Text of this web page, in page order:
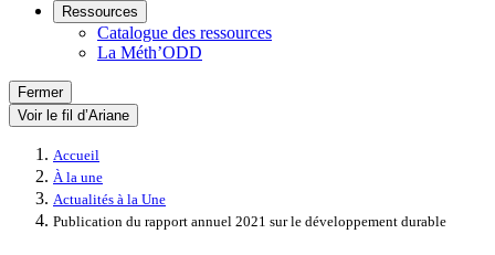
Ressources
Catalogue des ressources
La Méth’ODD
Fermer
Voir le fil d’Ariane
Accueil
À la une
Actualités à la Une
Publication du rapport annuel 2021 sur le développement durable